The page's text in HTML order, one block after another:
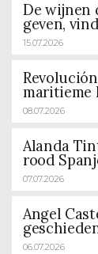
De wijnen
geven,
15.07.2026
maritieme
08.07.2026
Alanda
rood
07.07.2026
Angel
06.07.2026